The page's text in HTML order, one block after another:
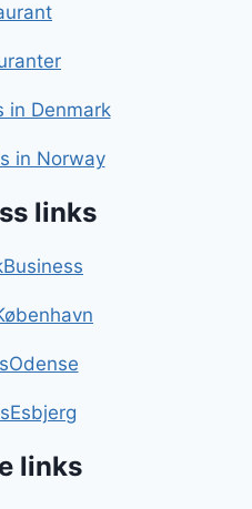
in Denmark
in Norway
links
links